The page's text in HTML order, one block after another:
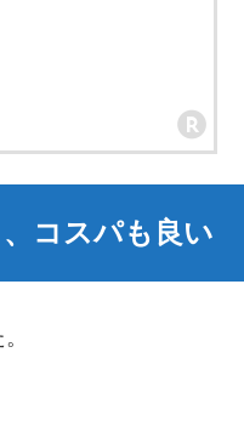
コスパも良い